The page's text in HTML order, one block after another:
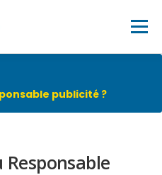
Menu
publicité ?